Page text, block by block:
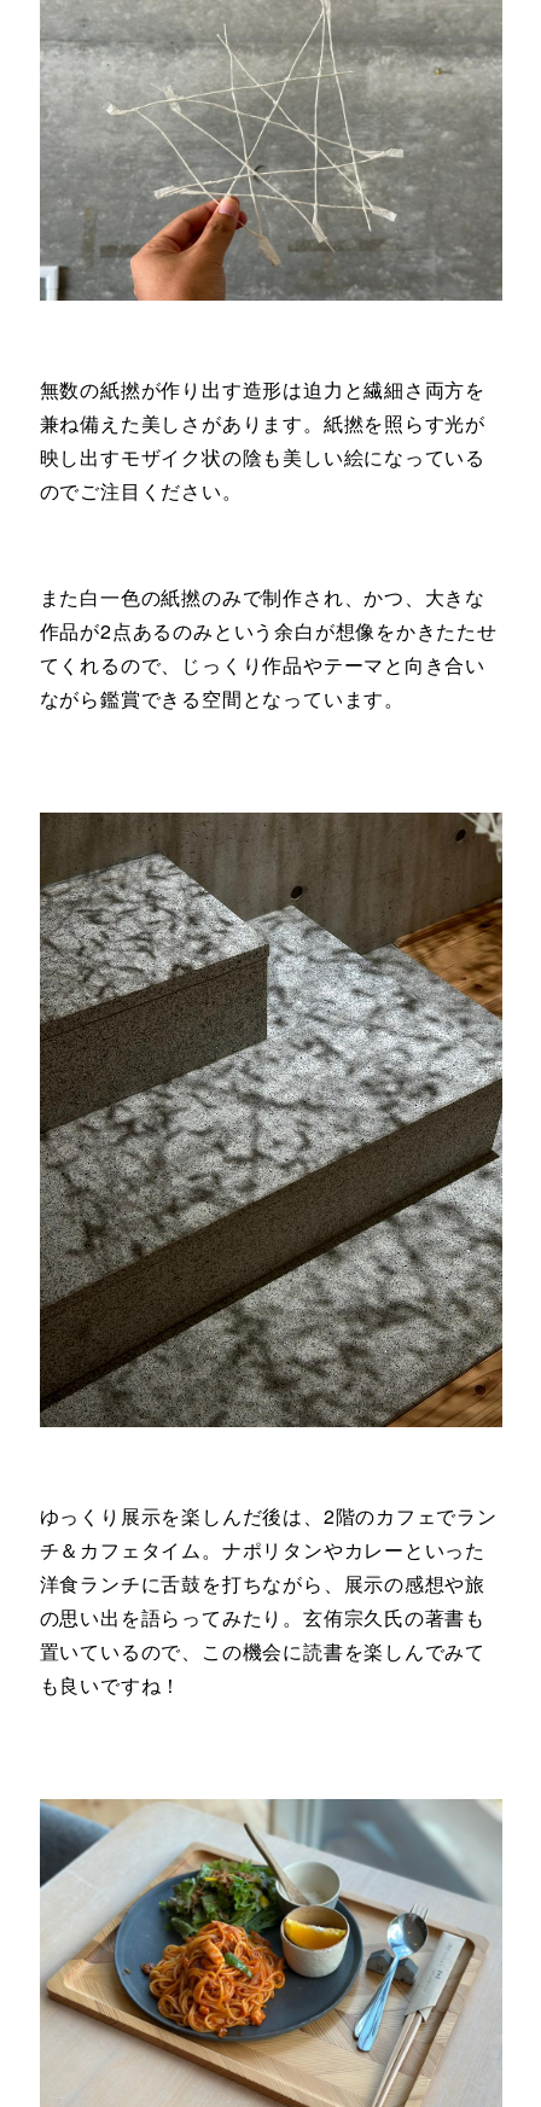
無数の紙撚が作り出す造形は迫力と繊細さ両方を
兼ね備えた美しさがあります。紙撚を照らす光が
映し出すモザイク状の陰も美しい絵になっている
のでご注目ください。
また白一色の紙撚のみで制作され、かつ、大きな
作品が2点あるのみという余白が想像をかきたたせ
てくれるので、じっくり作品やテーマと向き合い
ながら鑑賞できる空間となっています。
ゆっくり展示を楽しんだ後は、2階のカフェでラン
チ＆カフェタイム。ナポリタンやカレーといった
洋食ランチに舌鼓を打ちながら、展示の感想や旅
の思い出を語らってみたり。玄侑宗久氏の著書も
置いているので、この機会に読書を楽しんでみて
も良いですね！